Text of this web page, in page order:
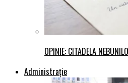
OPINIE: CITADELA
Administraţie